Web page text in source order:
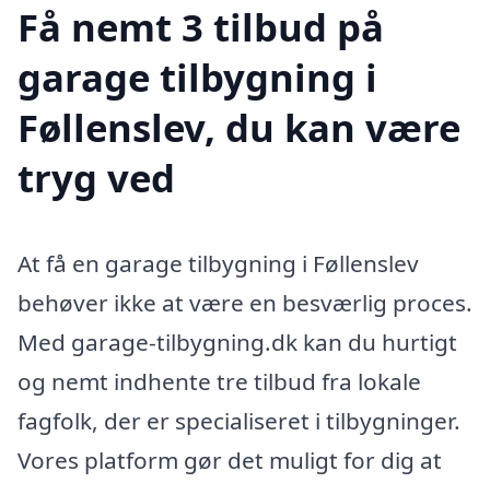
Få nemt 3 tilbud på
garage tilbygning i
Føllenslev, du kan være
tryg ved
At få en garage tilbygning i Føllenslev
behøver ikke at være en besværlig proces.
Med garage-tilbygning.dk kan du hurtigt
og nemt indhente tre tilbud fra lokale
fagfolk, der er specialiseret i tilbygninger.
Vores platform gør det muligt for dig at